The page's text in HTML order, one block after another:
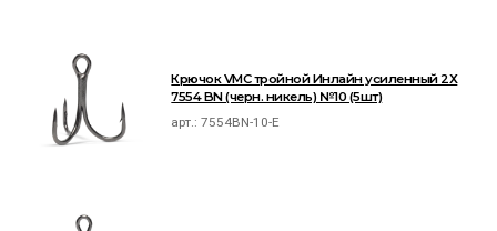
Крючок VMC тройной Инлайн усиленный 2Х
7554 BN (черн. никель) №10 (5шт)
арт.:7554BN-10-E